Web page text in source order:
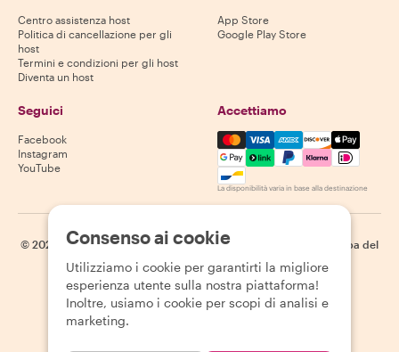
Centro assistenza host
Politica di cancellazione per gli
host
Termini e condizioni per gli host
Diventa un host
App Store
Google Play Store
Seguici
Facebook
Instagram
YouTube
Accettiamo
Mastercard, Visa, Amex,
La disponibilità varia in base alla destinazione
© 2026 Withlocals.com | Informativa sulla privacy
Mappa del
Consenso ai cookie
Utilizziamo i cookie per garantirti la migliore
esperienza utente sulla nostra piattaforma!
Inoltre, usiamo i cookie per scopi di analisi e
marketing.